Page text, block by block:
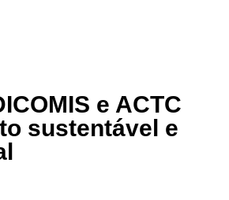
e ACTC
sustentável e